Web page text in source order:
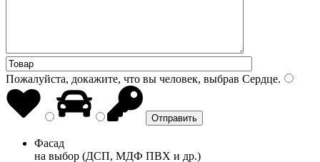
Пожалуйста, докажите, что вы человек, выбрав Сердце.
Фасад
на выбор (ДСП, МДФ ПВХ и др.)